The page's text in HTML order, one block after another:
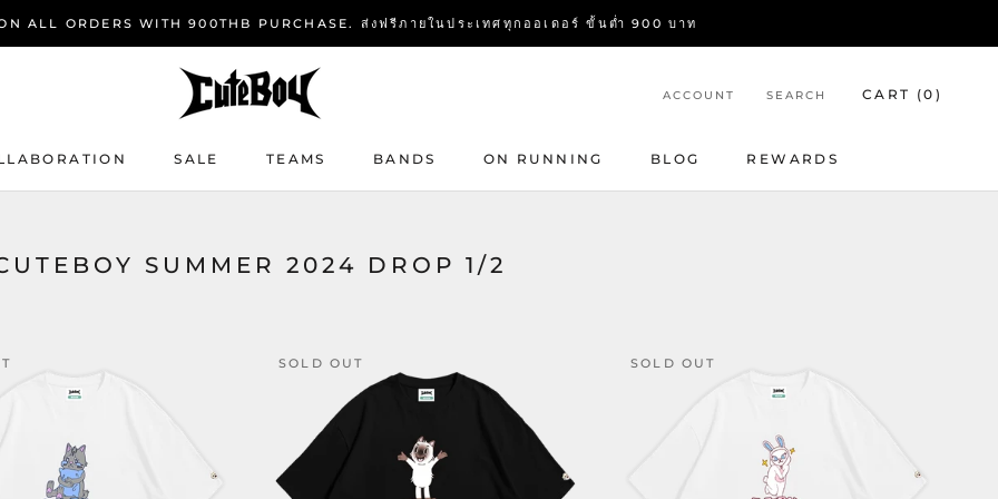
ALL ORDERS WITH 900THB PURCHASE. ส่งฟรีภายในประเทศทุกออเดอร์ ขั้นต่ำ 900 บาท
SALE
TEAMS BANDS ON RUNNING
BLOG
REWARDS
ACCOUNT SEARCH CART (0 )
SUMMER 2024 DROP 1/2
SOLD OUT SOLD OUT